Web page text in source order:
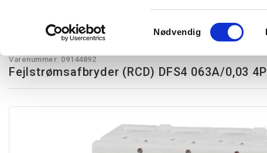
Nødvendig
Varenummer: 09144892
Fejlstrømsafbryder (RCD) DFS4 063A/0,03